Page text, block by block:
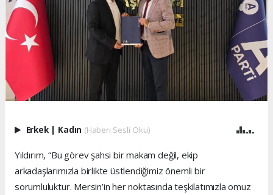
Erkek | Kadın (Haberi Sesli Oku)
Yıldırım, “Bu görev şahsi bir makam değil, ekip
arkadaşlarımızla birlikte üstlendiğimiz önemli bir
sorumluluktur. Mersin’in her noktasında teşkilatımızla omuz